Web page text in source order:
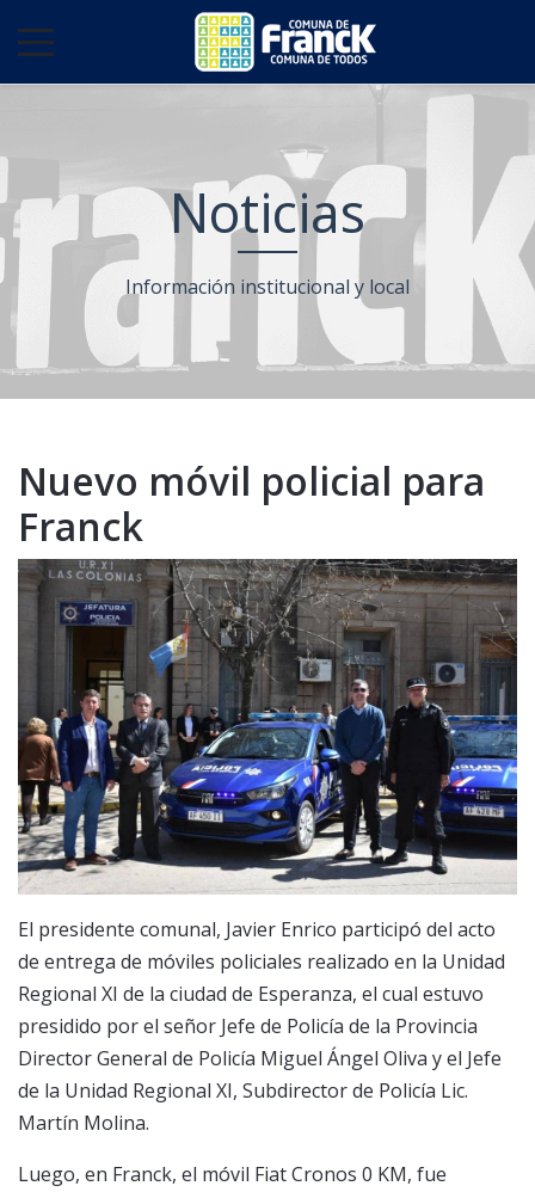
Noticias
Información institucional y local
Nuevo móvil policial para
Franck
El presidente comunal, Javier Enrico participó del acto
de entrega de móviles policiales realizado en la Unidad
Regional XI de la ciudad de Esperanza, el cual estuvo
presidido por el señor Jefe de Policía de la Provincia
Director General de Policía Miguel Ángel Oliva y el Jefe
de la Unidad Regional XI, Subdirector de Policía Lic.
Martín Molina.
Luego, en Franck, el móvil Fiat Cronos 0 KM, fue